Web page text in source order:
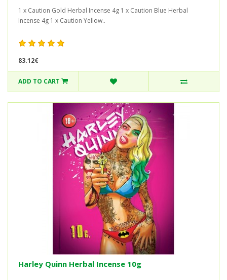
1 x Caution Gold Herbal Incense 4g 1 x Caution Blue Herbal
Incense 4g 1 x Caution Yellow..
83.12€
ADD TO CART
Harley Quinn Herbal Incense 10g